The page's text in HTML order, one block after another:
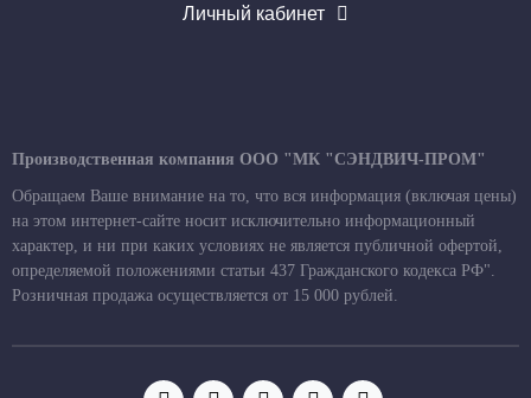
Личный кабинет
Производственная компания ООО "МК "СЭНДВИЧ-ПРОМ"
Обращаем Ваше внимание на то, что вся информация (включая цены)
на этом интернет-сайте носит исключительно информационный
характер, и ни при каких условиях не является публичной офертой,
определяемой положениями статьи 437 Гражданского кодекса РФ".
Розничная продажа осуществляется от 15 000 рублей.